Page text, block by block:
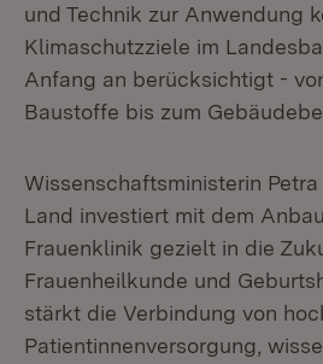
und Technik zur Anwendung
Klimaschutzziele im
Anfang an berücksichtigt -
Baustoffe bis zum
Wissenschaftsministerin
Land investiert mit dem
Frauenklinik gezielt in die
Frauenheilkunde und
stärkt die Verbindung von
Patientinnenversorgung,